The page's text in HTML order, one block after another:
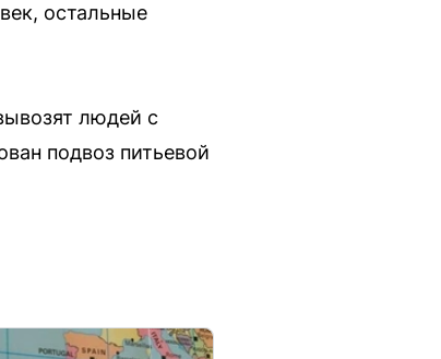
остальные
людей с
подвоз питьевой